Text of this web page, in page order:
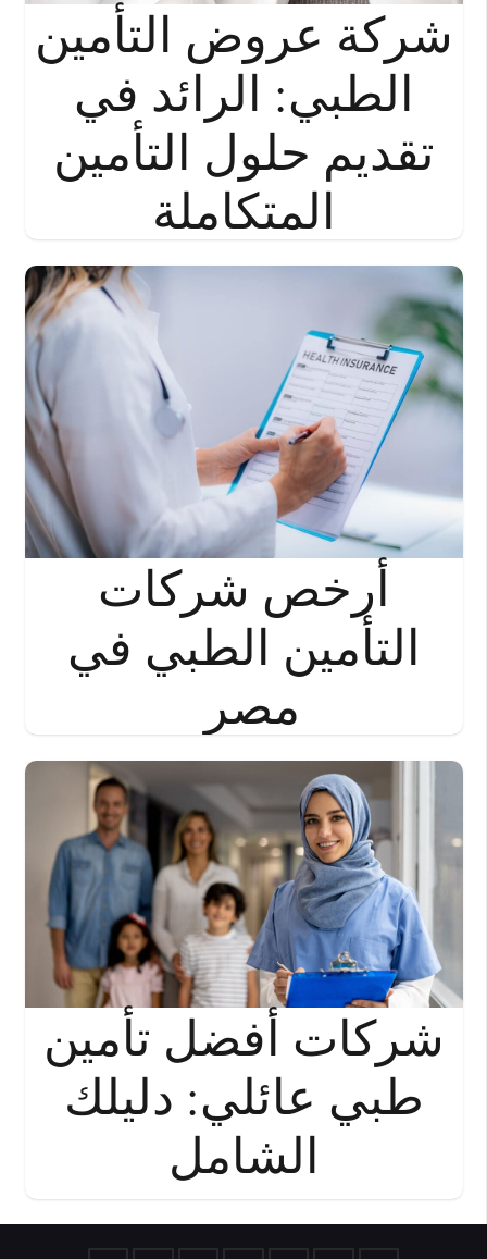
شركة عروض التأمين
الطبي: الرائد في
تقديم حلول التأمين
المتكاملة
أرخص شركات
التأمين الطبي في
مصر
شركات أفضل تأمين
طبي عائلي: دليلك
الشامل